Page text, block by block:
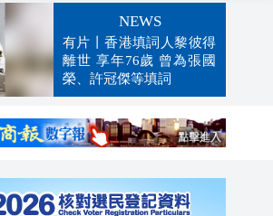
NEWS
有片丨香港填詞人黎彼得
離世 享年76歲 曾為張國
榮、許冠傑等填詞